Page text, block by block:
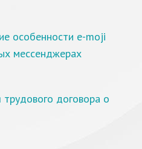
особенности e-moji
мессенджерах
договора о